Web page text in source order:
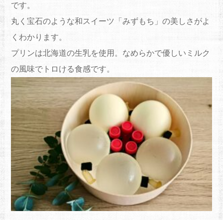
です。
丸く宝石のような和スイーツ「みずもち」の美しさがよ
くわかります。
プリンは北海道の生乳を使用。なめらかで優しいミルク
の風味でトロける食感です。